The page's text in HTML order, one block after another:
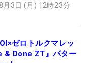
月3日 (月) 12時23分
ゼロトルクマレッ
& Done ZT』パター